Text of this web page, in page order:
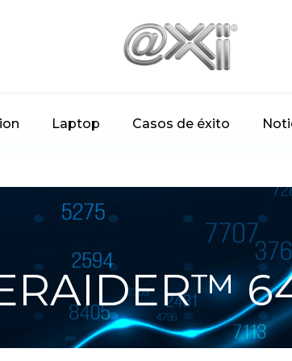
Laptop Casos de éxito